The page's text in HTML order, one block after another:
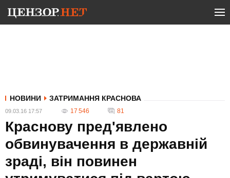
НОВИНИ ЗАТРИМАННЯ КРАСНОВА
09.03.16 17:57 17 546 81
Краснову пред'явлено
обвинувачення в державній
зраді, він повинен